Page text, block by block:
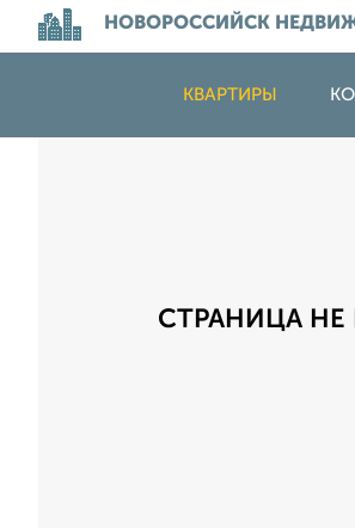
НОВОРОССИЙСК
КВАРТИРЫ
СТРАНИЦА НЕ